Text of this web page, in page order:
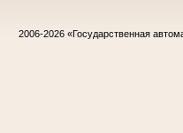
2006-2026 «Государственная